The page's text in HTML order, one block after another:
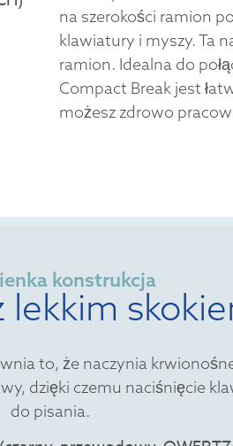
na szerokości ramion
klawiatury i myszy. Ta
ramion. Idealna do
Compact Break jest
możesz zdrowo
konstrukcja
lekkim
to, że naczynia
dzięki czemu naciśnięcie
do pisania.